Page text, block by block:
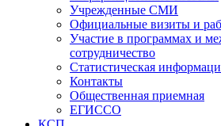
Учрежденные СМИ
Официальные визиты и
Участие в программах и
сотрудничество
Статистическая
Контакты
Общественная приемная
ЕГИССО